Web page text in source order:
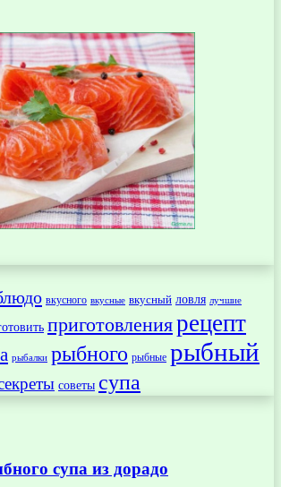
вкусного вкусные вкусный ловля лучшие
приготовлениярецепт
рыбалки рыбного рыбные рыбный
советы супа
супа из дорадо